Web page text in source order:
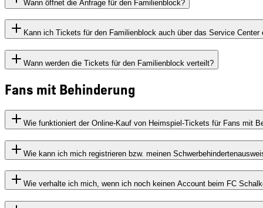
Wann öffnet die Anfrage für den Familienblock?
Kann ich Tickets für den Familienblock auch über das Service Center
Wann werden die Tickets für den Familienblock verteilt?
Fans mit Behinderung
Wie funktioniert der Online-Kauf von Heimspiel-Tickets für Fans mit
Wie kann ich mich registrieren bzw. meinen
Wie verhalte ich mich, wenn ich noch keinen Account beim FC